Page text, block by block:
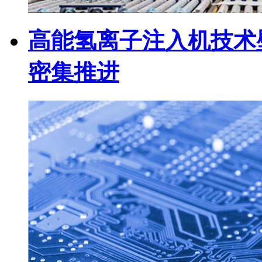
高能氢离子注入机技
密集推进